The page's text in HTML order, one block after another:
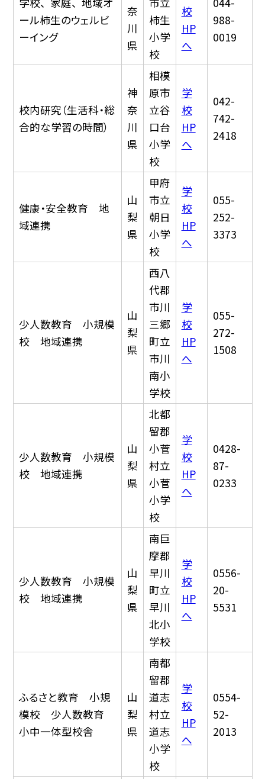
ール柿生のウェルビ
ーイング
奈
川
県
柿生
小学
校
校
HP
へ
988-
0019
校内研究（生活科・総
合的な学習の時間）
神
奈
川
県
相模
原市
立谷
口台
小学
校
学
校
HP
へ
042-
742-
2418
健康・安全教育 地
域連携
山
梨
県
甲府
市立
朝日
小学
校
学
校
HP
へ
055-
252-
3373
少人数教育 小規模
校 地域連携
山
梨
県
西八
代郡
市川
三郷
町立
市川
南小
学校
学
校
HP
へ
055-
272-
1508
少人数教育 小規模
校 地域連携
山
梨
県
北都
留郡
小菅
村立
小菅
小学
校
学
校
HP
へ
0428-
87-
0233
少人数教育 小規模
校 地域連携
山
梨
県
南巨
摩郡
早川
町立
早川
北小
学校
学
校
HP
へ
0556-
20-
5531
ふるさと教育 小規
模校 少人数教育
小中一体型校舎
山
梨
県
南都
留郡
道志
村立
道志
小学
校
学
校
HP
へ
0554-
52-
2013